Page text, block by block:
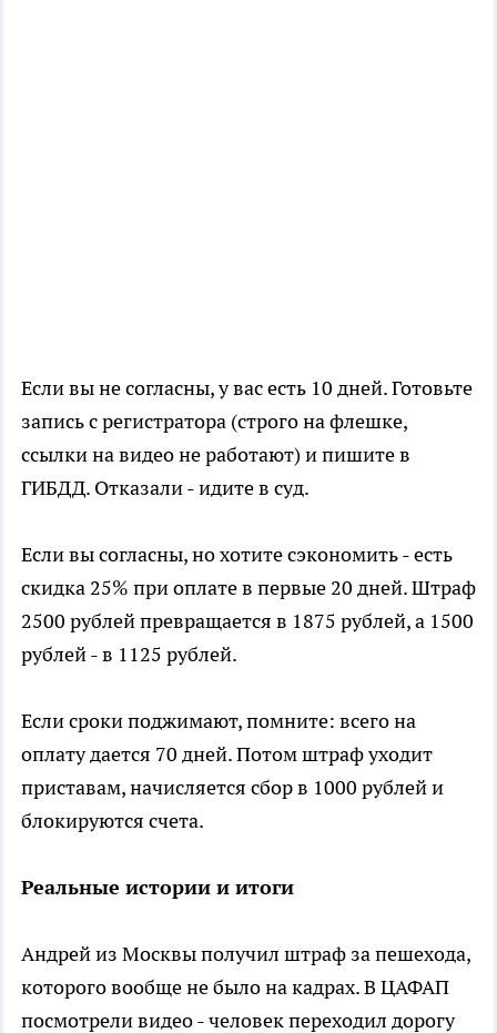
Если вы не согласны, у вас есть 10 дней. Готовьте
запись с регистратора (строго на флешке,
ссылки на видео не работают) и пишите в
ГИБДД. Отказали - идите в суд.
Если вы согласны, но хотите сэкономить - есть
скидка 25% при оплате в первые 20 дней. Штраф
2500 рублей превращается в 1875 рублей, а 1500
рублей - в 1125 рублей.
Если сроки поджимают, помните: всего на
оплату дается 70 дней. Потом штраф уходит
приставам, начисляется сбор в 1000 рублей и
блокируются счета.
Реальные истории и итоги
Андрей из Москвы получил штраф за пешехода,
которого вообще не было на кадрах. В ЦАФАП
посмотрели видео - человек переходил дорогу